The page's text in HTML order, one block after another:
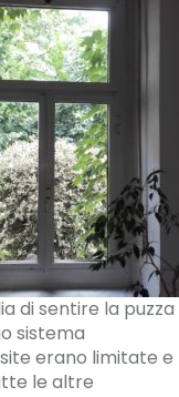
di sentire la puzza
sistema
erano limitate e
le altre